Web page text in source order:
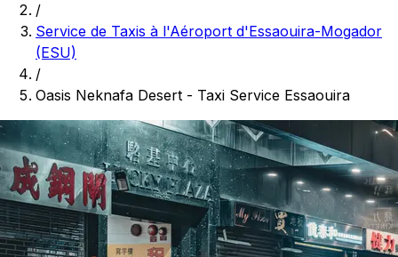
/
Service de Taxis à l'Aéroport d'Essaouira-Mogador
(ESU)
/
Oasis Neknafa Desert - Taxi Service Essaouira